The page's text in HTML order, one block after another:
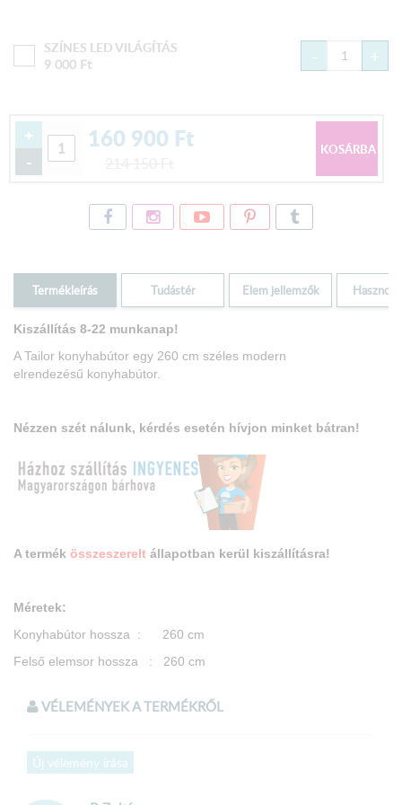
SZÍNES LED VILÁGÍTÁS
9 000 Ft - +
+
-
160 900 Ft
Termékleírás Tudástér Elem jellemzők Hasznos
Kiszállítás 8-22 munkanap!
A Tailor konyhabútor egy 260 cm széles modern
elrendezésű konyhabútor.
Nézzen szét nálunk, kérdés esetén hívjon minket bátran!
A termék összeszerelt állapotban kerül kiszállításra!
Méretek:
Konyhabútor hossza : 260 cm
Felső elemsor hossza : 260 cm
Felső elem magassága 60 cm
Alsó elem magassága : 85 cm
VÉLEMÉNYEK A TERMÉKRŐL
Új vélemény írása